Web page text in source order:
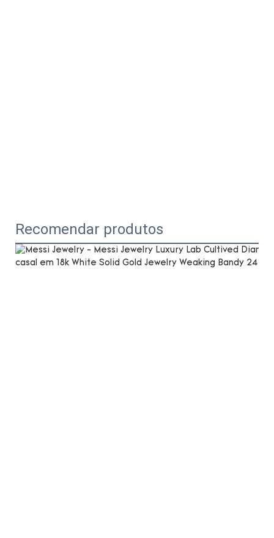
Recomendar produtos